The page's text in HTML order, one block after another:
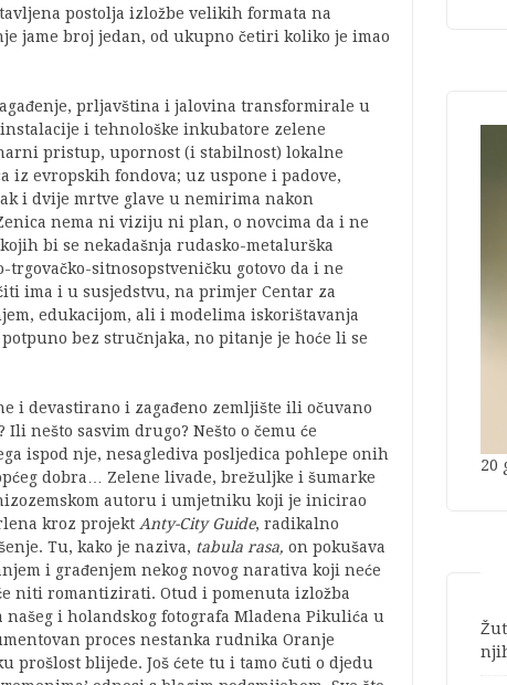
postolja izložbe velikih formata na
jame broj jedan, od ukupno četiri koliko je imao
prljavština i jalovina transformirale u
i tehnološke inkubatore zelene
pristup, upornost (i stabilnost) lokalne
iz evropskih fondova; uz uspone i padove,
i dvije mrtve glave u nemirima nakon
nema ni viziju ni plan, o novcima da i ne
bi se nekadašnja rudasko-metalurška
sitnosopstveničku gotovo da i ne
ima i u susjedstvu, na primjer Centar za
edukacijom, ali i modelima iskorištavanja
bez stručnjaka, no pitanje je hoće li se
i devastirano i zagađeno zemljište ili očuvano
nešto sasvim drugo? Nešto o čemu će
ispod nje, nesaglediva posljedica pohlepe onih
dobra… Zelene livade, brežuljke i šumarke
autoru i umjetniku koji je inicirao
kroz projekt Anty-City Guide, radikalno
Tu, kako je naziva, tabula rasa, on pokušava
i građenjem nekog novog narativa koji neće
niti romantizirati. Otud i pomenuta izložba
našeg i holandskog fotografa Mladena Pikulića u
proces nestanka rudnika Oranje
prošlost blijede. Još ćete tu i tamo čuti o djedu
20